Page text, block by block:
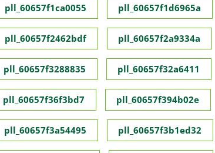
pll_60657f1ca0055 pll_60657f1d6965a
pll_60657f2462bdf pll_60657f2a9334a
pll_60657f3288835 pll_60657f32a6411
pll_60657f36f3bd7 pll_60657f394b02e
pll_60657f3a54495 pll_60657f3b1ed32